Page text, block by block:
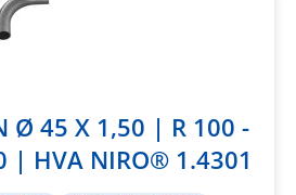
Ø 45 X 1,50 | R 100 -
| HVA NIRO® 1.4301